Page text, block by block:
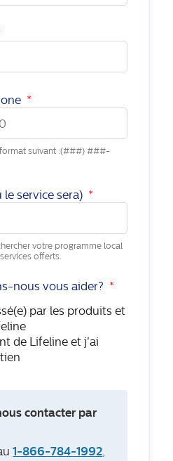
*
format suivant :(###) ###-
le service sera) *
votre programme local
offerts.
nous vous aider? *
par les produits et
de Lifeline et j'ai
contacter par
1-866-784-1992